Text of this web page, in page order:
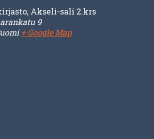
Akseli-sali 2.krs
9
+ Google Map